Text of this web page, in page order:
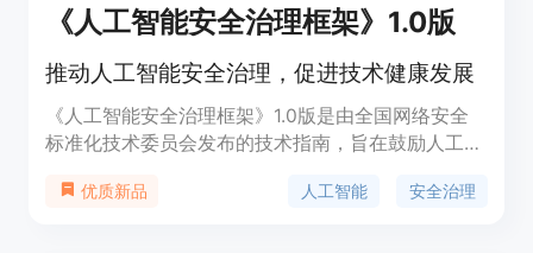
《人工智能安全治理框架》1.0版
推动人工智能安全治理，促进技术健康发展
《人工智能安全治理框架》1.0版是由全国网络安全
标准化技术委员会发布的技术指南，旨在鼓励人工智
险。该框架提出了包容审慎、确保安全，风险导向、
优质新品 人工智能 安全治理